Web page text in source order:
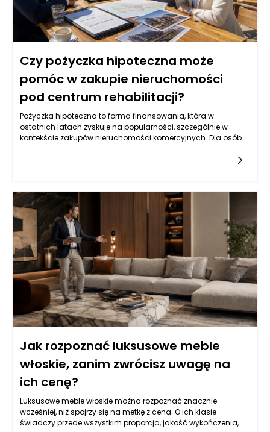
Czy pożyczka hipoteczna może
pomóc w zakupie nieruchomości
pod centrum rehabilitacji?
Pożyczka hipoteczna to forma finansowania, która w
ostatnich latach zyskuje na popularności, szczególnie w
kontekście zakupów nieruchomości komercyjnych. Dla osób
niż kredyty konsumpcyjne czy osobiste. Dzięki niższym stopom
procentowym i dłuższym okresom spłaty, pozwala na
pozyskanie znacznych sum pieniędzy, które można
przeznaczyć na zakup przestrzeni przystosowanej do
działalności rehabilitacyjnej. Warto zatem zastanowić się nad
możliwościami, jakie oferuje ten produkt dla przedsiębiorców z
branży zdrowotnej.
Jak rozpoznać luksusowe meble
włoskie, zanim zwrócisz uwagę na
ich cenę?
Luksusowe meble włoskie można rozpoznać znacznie
wcześniej, niż spojrzy się na metkę z ceną. O ich klasie
świadczy przede wszystkim proporcja, jakość wykończenia,